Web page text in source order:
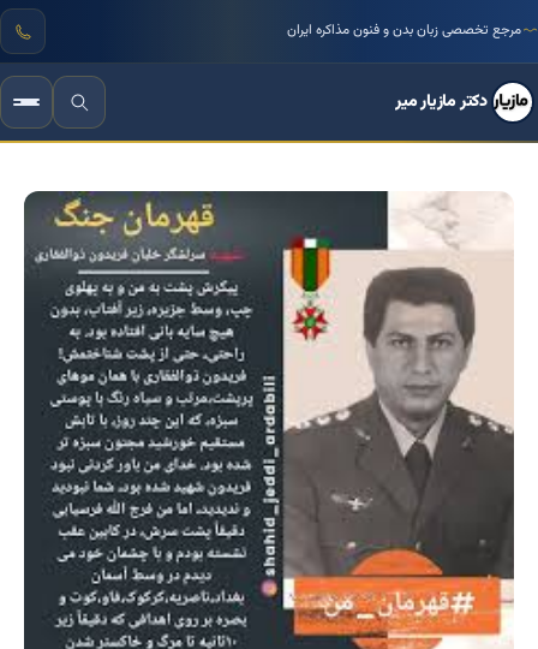
مرجع تخصصی زبان بدن و فنون مذاکره ایران
دکتر مازیار میر